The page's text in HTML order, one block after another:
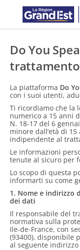
Vai ai contenuti
Do You
La piattaforma Do
con i suoi utenti,
Ti ricordiamo che la
numerico a 15 anni
N. 18-17 del 6
minore dall’età di
indipendente al
Le informazioni
tenute al sicuro per
Lo scopo di questa
informarti su come
1. Nome e indirizzo
dei dati
Il responsabile del
normativa sulla
Ile-de-France, con
(93400), disponibile
al seguente